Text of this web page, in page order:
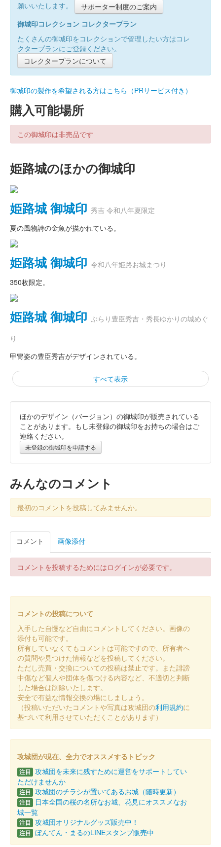
願いいたします。
サポーター制度のご案内
御城印コレクション コレクタープラン
たくさんの御城印をコレクションで管理したい方はコレ
クタープランにご登録ください。
コレクタープランについて
御城印の製作を希望される方はこちら（PRサービス付き）
購入可能場所
この御城印は非売品です
姫路城のほかの御城印
姫路城 御城印 秀吉 令和八年夏限定
夏の風物詩の金魚が描かれている。
姫路城 御城印 令和八年姫路お城まつり
350枚限定。
姫路城 御城印 ぶらり豊臣秀吉・秀長ゆかりの城めぐ
り
甲冑姿の豊臣秀吉がデザインされている。
すべて表示
姫路城 御城印 秀吉 春の陣
販売終了
姫路城 御城印 令和八年新春 金
販売終了
干支の馬と姫路城がデザインされている
姫路城 御城印
販売終了
姫路城 御城印 播磨冬の陣
販売終了
姫路城 御城印 DANDELION版
販売終了
「DANDELION」をイメージしたフォログラムデザインに蓄光イ
ンクを用いることにより、明るい場所と暗い場所で2種類のデザ
姫路城 御城印 令和七年秋の陣
販売終了
姫路城 御城印 令和七年夏の陣
販売終了
ほかのデザイン（バージョン）の御城印が販売されている
ことがあります。もし未登録の御城印をお持ちの場合はご
連絡ください。
未登録の御城印を申請する
みんなのコメント
最初のコメントを投稿してみませんか。
コメント 画像添付
コメントを投稿するためにはログインが必要です。
コメントの投稿について
入手した自慢など自由にコメントしてください。画像の
添付も可能です。
所有していなくてもコメントは可能ですので、所有者へ
の質問や見つけた情報などを投稿してください。
ただし売買・交換についての投稿は禁止です。また誹謗
中傷など個人や団体を傷つける内容など、不適切と判断
した場合は削除いたします。
安全で有益な情報交換の場にしましょう。
（投稿いただいたコメントや写真は攻城団の利用規約に
基づいて利用させていただくことがあります）
攻城団が現在、全力でオススメするトピック
注目 攻城団を未来に残すために運営をサポートしてい
ただけませんか
注目 攻城団のチラシが置いてあるお城（随時更新）
注目
日本全国の桜の名所なお城、花見にオススメなお
城一覧
注目 攻城団オリジナルグッズ販売中！
注目 ぼんてん・まるのLINEスタンプ販売中